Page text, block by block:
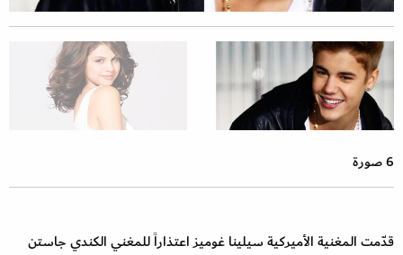
6 صورة
قدّمت المغنية الأميركية سيلينا غوميز اعتذاراً للمغني الكندي جاستن